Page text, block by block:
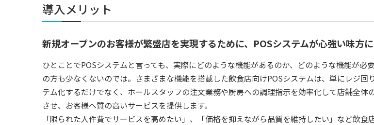
導入メリット
新規オープンのお客様が繁盛店を実現するために、POSシステムが心強い味方に
ひとことでPOSシステムと言っても、実際にどのような機能があるのか、どのような機能が必
の方も少なくないのでは。さまざまな機能を搭載した飲食店向けPOSシステムは、単にレジ回
テム化するだけでなく、ホールスタッフの注文業務や厨房への調理指示を効率化して店舗全体
させ、お客様へ質の高いサービスを提供します。
「限られた人件費でサービスを高めたい」、「価格を抑えながら品質を維持したい」など飲食